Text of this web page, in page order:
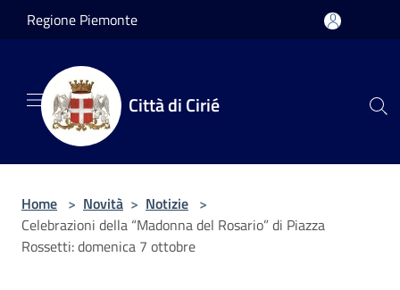
Salta al contenuto principale
Regione Piemonte
Città di Cirié
Home > Novità > Notizie >
Celebrazioni della “Madonna del Rosario” di Piazza
Rossetti: domenica 7 ottobre